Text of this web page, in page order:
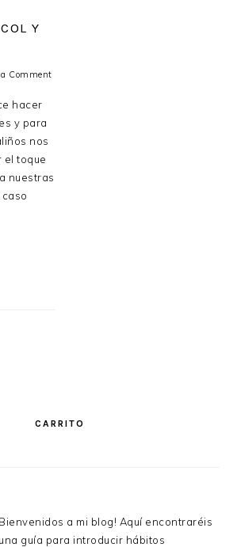
Y
a Comment
hacer
y para
nos
el toque
nuestras
CARRITO
Bienvenidos a mi blog! Aquí encontraréis
una guía para introducir hábitos